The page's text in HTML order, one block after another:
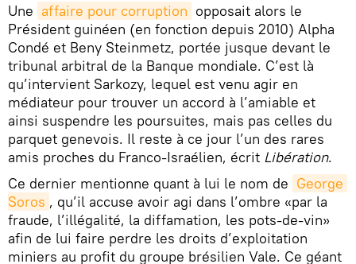
Une affaire pour corruption opposait alors le
Président guinéen (en fonction depuis 2010) Alpha
Condé et Beny Steinmetz, portée jusque devant le
tribunal arbitral de la Banque mondiale. C’est là
qu’intervient Sarkozy, lequel est venu agir en
médiateur pour trouver un accord à l’amiable et
ainsi suspendre les poursuites, mais pas celles du
parquet genevois. Il reste à ce jour l’un des rares
amis proches du Franco-Israélien, écrit Libération.
Ce dernier mentionne quant à lui le nom de George
Soros , qu’il accuse avoir agi dans l’ombre «par la
fraude, l’illégalité, la diffamation, les pots-de-vin»
afin de lui faire perdre les droits d’exploitation
miniers au profit du groupe brésilien Vale. Ce géant